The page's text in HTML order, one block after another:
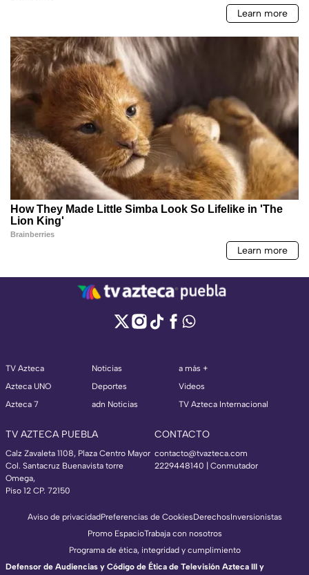
TV Azteca
Azteca UNO
Azteca 7
Noticias
Deportes
adn Noticias
a más +
Videos
TV Azteca Internacional
TV AZTECA PUEBLA
Calz Zavaleta 1108, Plaza Centro Mayor
Col. Santacruz Buenavista torre
Omega,
Piso 12 CP. 72150
CONTACTO
contacto@tvazteca.com
2229448140 | Conmutador
Aviso de privacidadPreferencias de CookiesDerechosInversionistas
Promo EspacioTrabaja con nosotros
Programa de ética, integridad y cumplimiento
Defensor de Audiencias y Código de Ética de Televisión Azteca III y